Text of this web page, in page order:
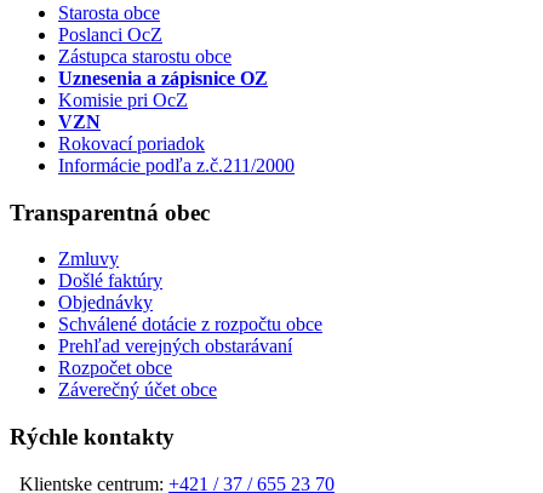
Starosta obce
Poslanci OcZ
Zástupca starostu obce
Uznesenia a zápisnice OZ
Komisie pri OcZ
VZN
Rokovací poriadok
Informácie podľa z.č.211/2000
Transparentná obec
Zmluvy
Došlé faktúry
Objednávky
Schválené dotácie z rozpočtu obce
Prehľad verejných obstarávaní
Rozpočet obce
Záverečný účet obce
Rýchle kontakty
Klientske centrum: +421 / 37 / 655 23 70